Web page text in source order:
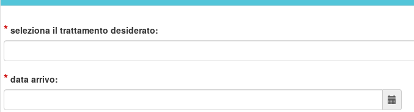
* seleziona il trattamento desiderato:
* data arrivo: